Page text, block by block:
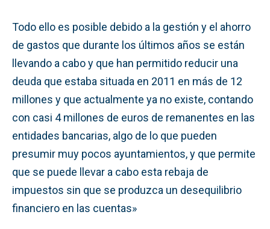
Todo ello es posible debido a la gestión y el ahorro
de gastos que durante los últimos años se están
llevando a cabo y que han permitido reducir una
deuda que estaba situada en 2011 en más de 12
millones y que actualmente ya no existe, contando
con casi 4 millones de euros de remanentes en las
entidades bancarias, algo de lo que pueden
presumir muy pocos ayuntamientos, y que permite
que se puede llevar a cabo esta rebaja de
impuestos sin que se produzca un desequilibrio
financiero en las cuentas»